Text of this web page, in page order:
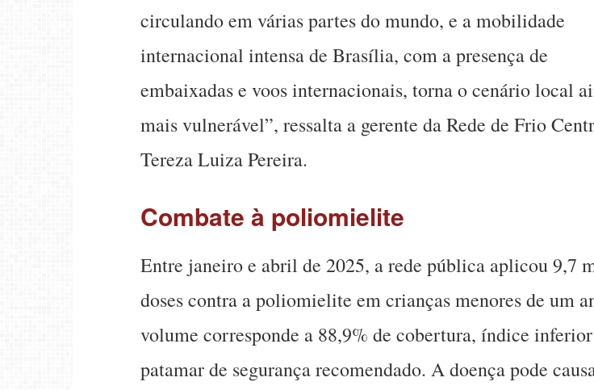
circulando em várias partes do mundo, e a mobilidade
internacional intensa de Brasília, com a presença de
embaixadas e voos internacionais, torna o cenário local
mais vulnerável”, ressalta a gerente da Rede de Frio
Tereza Luiza Pereira.
Combate à poliomielite
Entre janeiro e abril de 2025, a rede pública aplicou 9,7
doses contra a poliomielite em crianças menores de um
volume corresponde a 88,9% de cobertura, índice
patamar de segurança recomendado. A doença pode